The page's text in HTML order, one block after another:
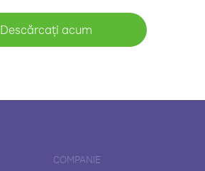
Descărcați acum
COMPANIE